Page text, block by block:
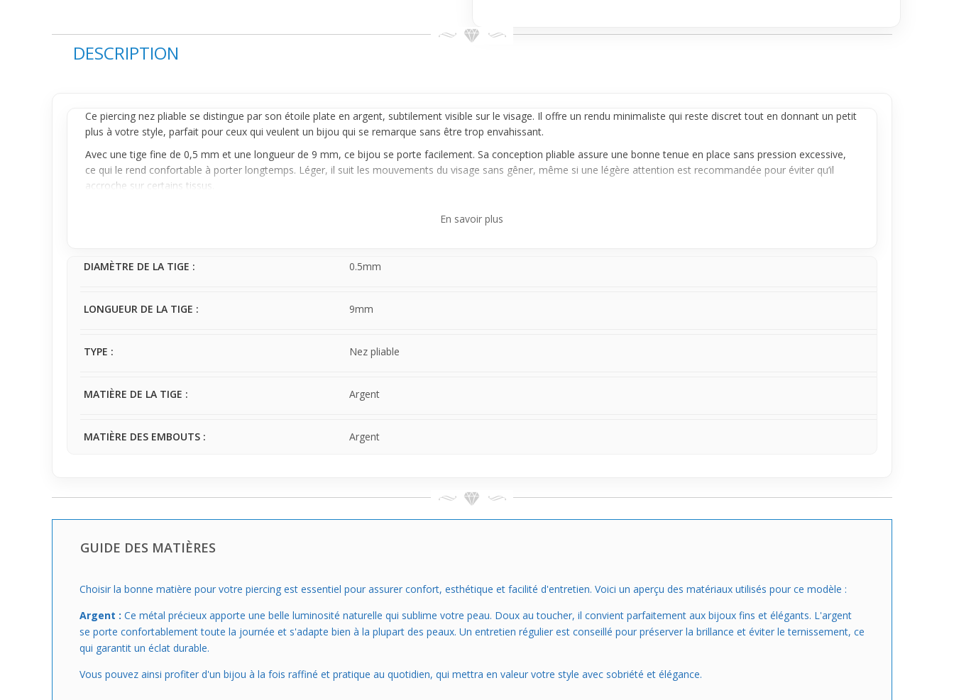
DESCRIPTION
Ce piercing nezpliable se distingue par son étoile plate en argent, subtilement visible sur le visage. Il offre un rendu minimaliste qui reste discret tout en donnant un petit
plus à votre style, parfait pour ceux qui veulent un bijou qui se remarque sans être trop envahissant.
Avec une tige fine de 0,5 mm et une longueur de 9 mm, ce bijou se porte facilement. Sa conception pliable assure une bonne tenue en place sans pression excessive,
ce qui le rend confortable à porter longtemps. Léger, il suit les mouvements du visage sans gêner, même si une légère attention est recommandée pour éviter qu’il
accroche sur certains tissus.
intégration dans différents styles, tout en assurant un confort naturel qui permet de l’oublier rapidement. C’est une belle option pour ceux qui cherchent à affirmer leur
En savoir plus
DIAMÈTRE DE LA TIGE : 0.5mm
LONGUEUR DE LA TIGE : 9mm
TYPE : Nez pliable
MATIÈRE DE LA TIGE : Argent
MATIÈRE DES EMBOUTS : Argent
GUIDE DES MATIÈRES
Choisir la bonne matière pour votre piercing est essentiel pour assurer confort, esthétique et facilité d'entretien. Voici un aperçu des matériaux utilisés pour ce modèle :
Argent : Ce métal précieux apporte une belle luminosité naturelle qui sublime votre peau. Doux au toucher, il convient parfaitement aux bijoux fins et élégants. L'argent
se porte confortablement toute la journée et s'adapte bien à la plupart des peaux. Un entretien régulier est conseillé pour préserver la brillance et éviter le ternissement, ce
qui garantit un éclat durable.
Vous pouvez ainsi profiter d'un bijou à la fois raffiné et pratique au quotidien, qui mettra en valeur votre style avec sobriété et élégance.